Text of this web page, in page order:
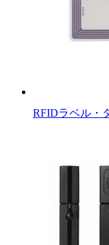
RFIDラベル・